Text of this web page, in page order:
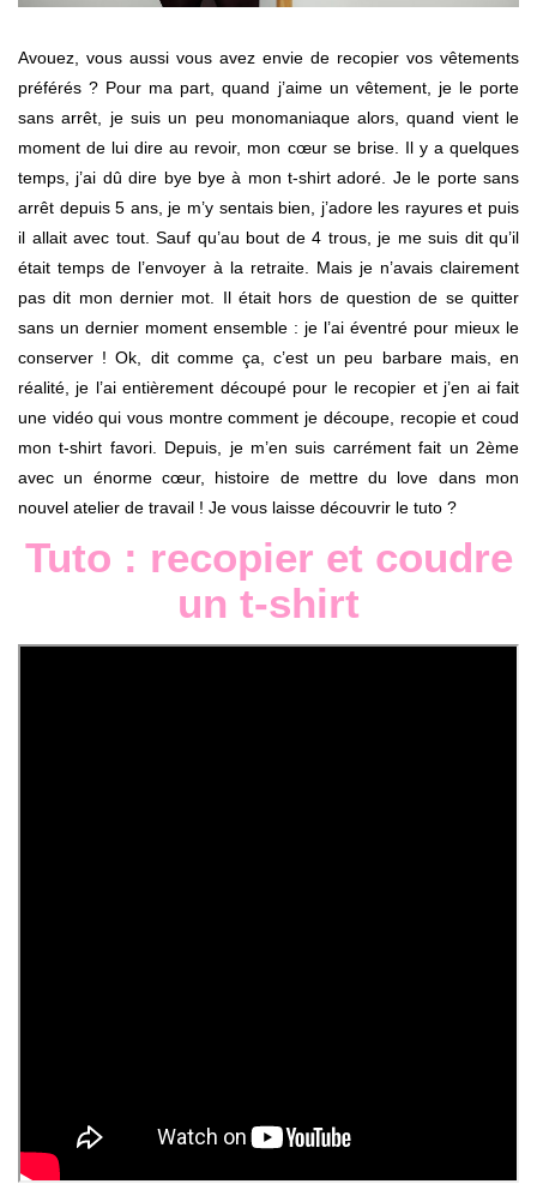
Avouez, vous aussi vous avez envie de recopier vos vêtements
préférés ? Pour ma part, quand j’aime un vêtement, je le porte
sans arrêt, je suis un peu monomaniaque alors, quand vient le
moment de lui dire au revoir, mon cœur se brise. Il y a quelques
temps, j’ai dû dire bye bye à mon t-shirt adoré. Je le porte sans
arrêt depuis 5 ans, je m’y sentais bien, j’adore les rayures et puis
il allait avec tout. Sauf qu’au bout de 4 trous, je me suis dit qu’il
était temps de l’envoyer à la retraite. Mais je n’avais clairement
pas dit mon dernier mot. Il était hors de question de se quitter
sans un dernier moment ensemble : je l’ai éventré pour mieux le
conserver ! Ok, dit comme ça, c’est un peu barbare mais, en
réalité, je l’ai entièrement découpé pour le recopier et j’en ai fait
une vidéo qui vous montre comment je découpe, recopie et coud
mon t-shirt favori. Depuis, je m’en suis carrément fait un 2ème
avec un énorme cœur, histoire de mettre du love dans mon
nouvel atelier de travail ! Je vous laisse découvrir le tuto ?
Tuto : recopier et coudre
un t-shirt